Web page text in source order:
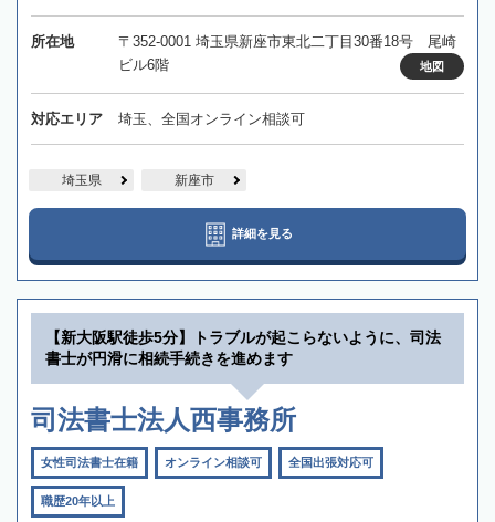
所在地
〒352-0001 埼玉県新座市東北二丁目30番18号 尾崎
ビル6階
地図
対応エリア 埼玉、全国オンライン相談可
埼玉県 新座市
詳細を見る
【新大阪駅徒歩5分】トラブルが起こらないように、司法
書士が円滑に相続手続きを進めます
司法書士法人西事務所
女性司法書士在籍 オンライン相談可 全国出張対応可
職歴20年以上